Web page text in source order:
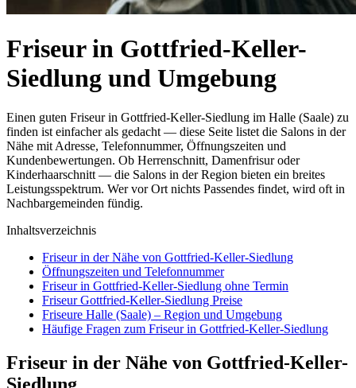
Friseur in Gottfried-Keller-
Siedlung und Umgebung
Einen guten Friseur in Gottfried-Keller-Siedlung im Halle (Saale) zu
finden ist einfacher als gedacht — diese Seite listet die Salons in der
Nähe mit Adresse, Telefonnummer, Öffnungszeiten und
Kundenbewertungen. Ob Herrenschnitt, Damenfrisur oder
Kinderhaarschnitt — die Salons in der Region bieten ein breites
Leistungsspektrum. Wer vor Ort nichts Passendes findet, wird oft in
Nachbargemeinden fündig.
Inhaltsverzeichnis
Friseur in der Nähe von Gottfried-Keller-Siedlung
Öffnungszeiten und Telefonnummer
Friseur in Gottfried-Keller-Siedlung ohne Termin
Friseur Gottfried-Keller-Siedlung Preise
Friseure Halle (Saale) – Region und Umgebung
Häufige Fragen zum Friseur in Gottfried-Keller-Siedlung
Friseur in der Nähe von Gottfried-Keller-
Siedlung